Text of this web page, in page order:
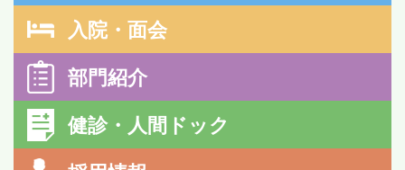
入院・面会
部門紹介
健診・人間ドック